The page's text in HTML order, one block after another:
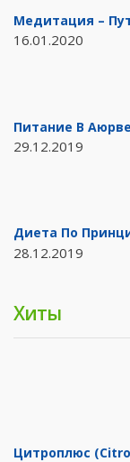
Медитация –
16.01.2020
Питание В
29.12.2019
Диета По
28.12.2019
Хиты
Цитроплюс